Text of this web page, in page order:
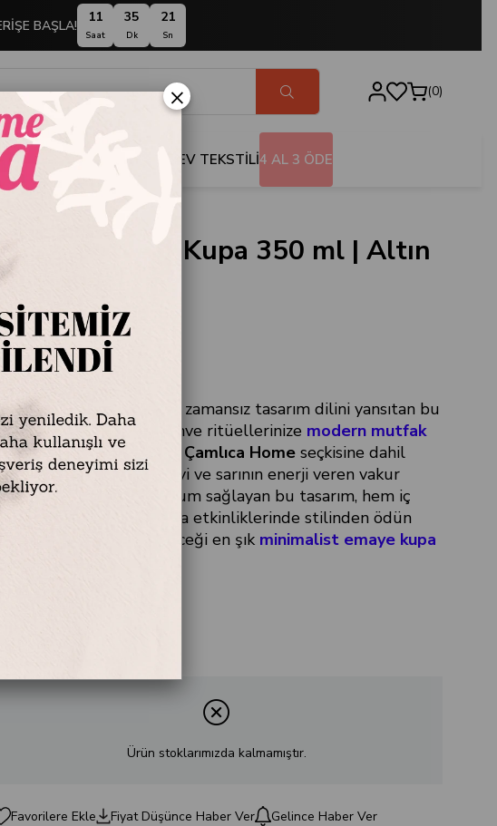
BAŞLA! 11
Saat
35
Dk
20
Sn
0
EV TEKSTİLİ4 AL 3 ÖDE
Emayra Emaye Kupa 350 ml | Altın
Kodu
EMYC.CUP.OS.KHV
Emayra
markasının asil ve zamansız tasarım dilini yansıtan bu
sarı kupa, günlük kahve ritüellerinize modern mutfak
katmak amacıyla Çamlıca Homeseçkisine dahil
Pürüzsüz yüzeyi ve sarının enerji veren vakur
her ortama uyum sağlayan bu tasarım, hem iç
hem de açık hava etkinliklerinde stilinden ödün
vermeyenlerin tercih edeceği en şık minimalist emaye kupa
Ürün stoklarımızda kalmamıştır.
Favorilere Ekle Fiyat Düşünce Haber Ver Gelince Haber Ver
×